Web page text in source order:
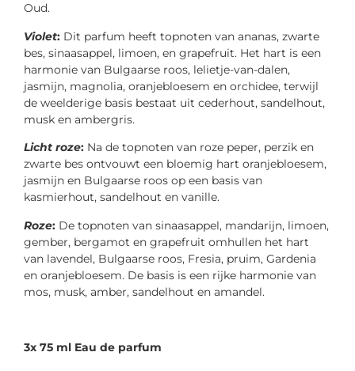
Oud.
Violet: Dit parfum heeft topnoten van ananas, zwarte
bes, sinaasappel, limoen, en grapefruit. Het hart is een
harmonie van Bulgaarse roos, lelietje-van-dalen,
jasmijn, magnolia, oranjebloesem en orchidee, terwijl
de weelderige basis bestaat uit cederhout, sandelhout,
musk en ambergris.
Licht roze: Na de topnoten van roze peper, perzik en
zwarte bes ontvouwt een bloemig hart oranjebloesem,
jasmijn en Bulgaarse roos op een basis van
kasmierhout, sandelhout en vanille.
Roze: De topnoten van sinaasappel, mandarijn, limoen,
gember, bergamot en grapefruit omhullen het hart
van lavendel, Bulgaarse roos, Fresia, pruim, Gardenia
en oranjebloesem. De basis is een rijke harmonie van
mos, musk, amber, sandelhout en amandel.
3x 75 ml Eau de parfum